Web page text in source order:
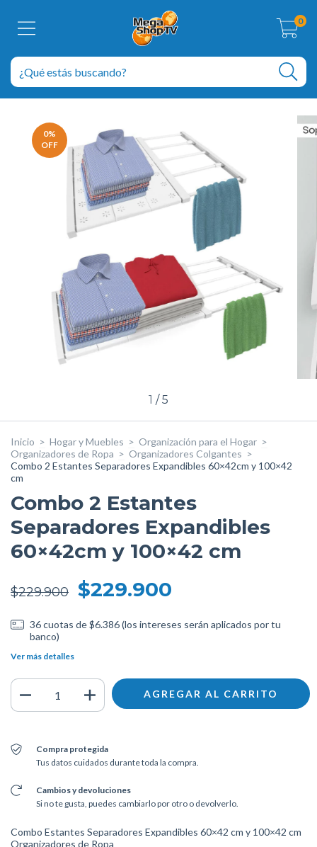
0
0%
OFF
1 /5
Inicio > Hogar y Muebles > Organización para el Hogar >
Organizadores de Ropa > Organizadores Colgantes >
Combo 2 Estantes Separadores Expandibles 60×42cm y 100×42
cm
Combo 2 Estantes
Separadores Expandibles
60×42cm y 100×42 cm
$229.900 $229.900
36cuotas de$6.386 (los intereses serán aplicados por tu
banco)
Ver más detalles
Compra protegida
Tus datos cuidados durante toda la compra.
Cambios y devoluciones
Si no te gusta, puedes cambiarlo por otro o devolverlo.
Combo Estantes Separadores Expandibles 60×42 cm y 100×42 cm
Organizadores de Ropa